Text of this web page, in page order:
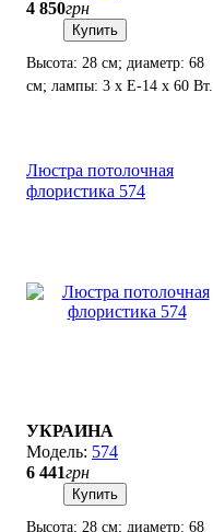
4 850грн
Купить
Высота: 28 см; диаметр: 68
см; лампы: 3 х Е-14 х 60 Вт.
Люстра потолочная
флористика 574
УКРАИНА
574
6 441грн
Купить
Высота: 28 см; диаметр: 68